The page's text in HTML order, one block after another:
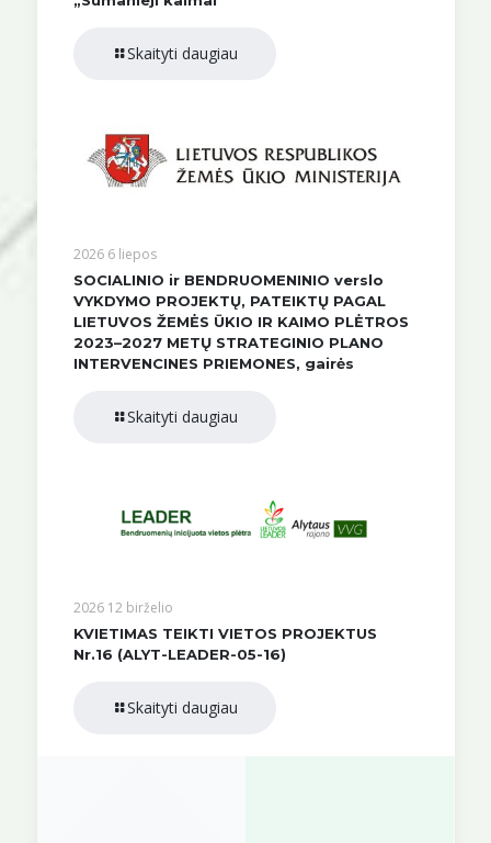
Skaityti daugiau
2026 6 liepos
SOCIALINIO ir BENDRUOMENINIO verslo
VYKDYMO PROJEKTŲ, PATEIKTŲ PAGAL
LIETUVOS ŽEMĖS ŪKIO IR KAIMO PLĖTROS
2023–2027 METŲ STRATEGINIO PLANO
INTERVENCINES PRIEMONES, gairės
Skaityti daugiau
2026 12 birželio
KVIETIMAS TEIKTI VIETOS PROJEKTUS
Nr.16 (ALYT-LEADER-05-16)
Skaityti daugiau